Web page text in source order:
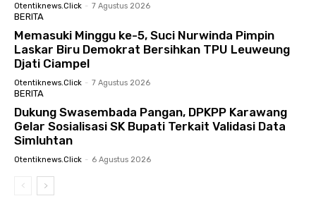
Otentiknews.click - 7 Agustus 2026
BERITA
Memasuki Minggu ke-5, Suci Nurwinda Pimpin
Laskar Biru Demokrat Bersihkan TPU Leuweung
Djati Ciampel
Otentiknews.click - 7 Agustus 2026
BERITA
Dukung Swasembada Pangan, DPKPP Karawang
Gelar Sosialisasi SK Bupati Terkait Validasi Data
Simluhtan
Otentiknews.click - 6 Agustus 2026